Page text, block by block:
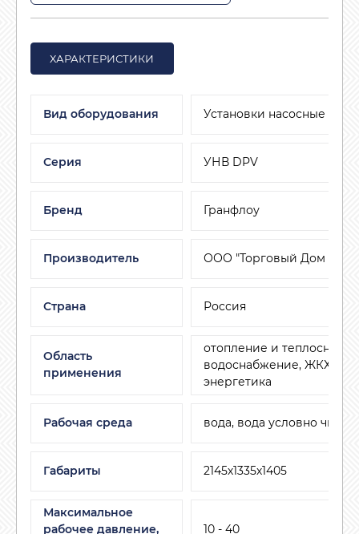
ХАРАКТЕРИСТИКИ
Вид оборудования Установки насосные
Серия УНВ DPV
Бренд Гранфлоу
Производитель ООО "Торговый Дом АДЛ"
Страна Россия
Область
применения
отопление и
водоснабжение, ЖКХ,
энергетика
Рабочая среда вода, вода условно чистая
Габариты 2145х1335х1405
Максимальное
рабочее давление,
10 - 40